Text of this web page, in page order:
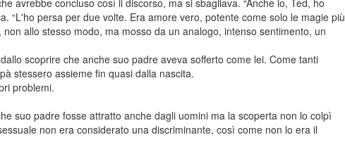
avrebbe concluso così il discorso, ma si sbagliava. “Anche io, Ted, ho
“L'ho persa per due volte. Era amore vero, potente come solo le magie più
allo stesso modo, ma mosso da un analogo, intenso sentimento, un
scoprire che anche suo padre aveva sofferto come lei. Come tanti
stessero assieme fin quasi dalla nascita.
problemi.
suo padre fosse attratto anche dagli uomini ma la scoperta non lo colpì
non era considerato una discriminante, così come non lo era il